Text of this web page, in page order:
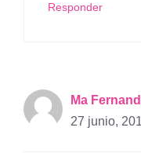
Responder
Ma
27 junio,